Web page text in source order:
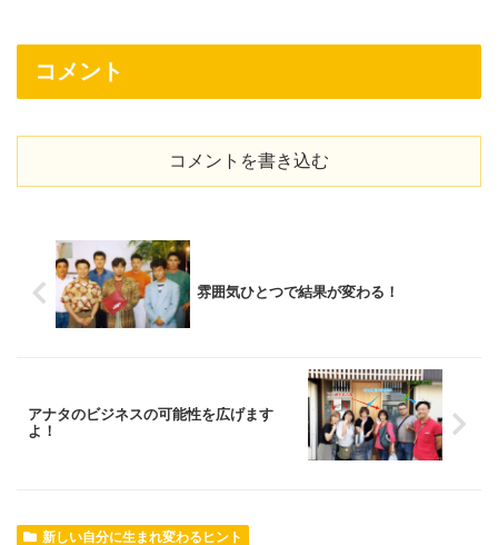
コメント
コメントを書き込む
雰囲気ひとつで結果が変わる！
アナタのビジネスの可能性を広げます
よ！
新しい自分に生まれ変わるヒント